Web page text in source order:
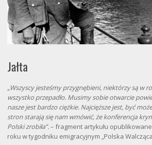
Jałta
„Wszyscy jesteśmy przygnębieni, niektórzy są w
wszystko przepadło. Musimy sobie otwarcie
nasze jest bardzo ciężkie. Najcięższe jest, być
stron starają się nam wmówić, że konferencja
Polski zrobiła”.– fragment artykułu
roku w tygodniku emigracyjnym „Polska